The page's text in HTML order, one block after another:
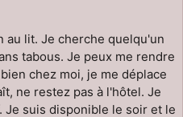
au lit. Je cherche quelqu'un
tabous. Je peux me rendre
chez moi, je me déplace
ne restez pas à l'hôtel. Je
Je suis disponible le soir et le